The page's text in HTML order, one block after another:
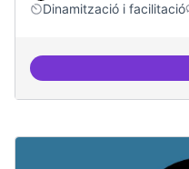
Dinamització i facilitació